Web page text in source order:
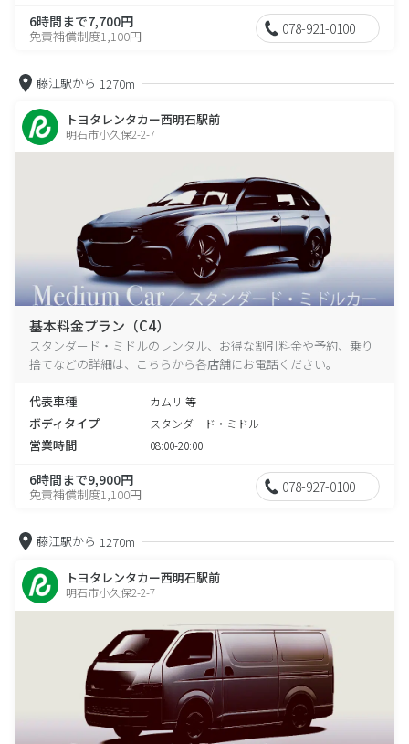
6時間まで7,700円
免責補償制度1,100円 078-921-0100
藤江駅から 1270m
トヨタレンタカー西明石駅前
明石市小久保2-2-7
基本料金プラン（C4）
スタンダード・ミドルのレンタル、お得な割引料金や予約、乗り
捨てなどの詳細は、こちらから各店舗にお電話ください。
代表車種 カムリ 等
ボディタイプ スタンダード・ミドル
営業時間 08:00-20:00
6時間まで9,900円
免責補償制度1,100円 078-927-0100
藤江駅から 1270m
トヨタレンタカー西明石駅前
明石市小久保2-2-7